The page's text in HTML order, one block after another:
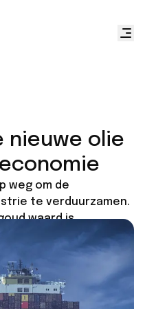
nieuwe olie
weg om de
te verduurzamen.
waard is.